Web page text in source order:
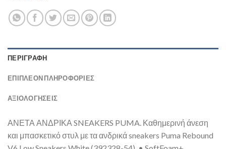
ΠΕΡΙΓΡΑΦΉ
ΕΠΙΠΛΈΟΝ ΠΛΗΡΟΦΟΡΊΕΣ
ΑΞΙΟΛΟΓΗΣΕΙΣ
ΑΝΕΤΑ ΑΝΔΡΙΚΑ SNEAKERS PUMA. Καθημερινή άνεση
και μπασκετικό στυλ με τα ανδρικά sneakers Puma Rebound